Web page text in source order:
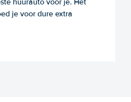
huurauto voor je. Het
je voor dure extra